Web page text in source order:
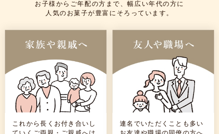
お子様からご年配の方まで、幅広い年代の方に
人気のお菓子が豊富にそろっています。
これから長くお付き合いし
連名でいただくことも多い